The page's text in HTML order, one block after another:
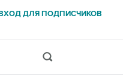
ДЛЯ ПОДПИСЧИКОВ